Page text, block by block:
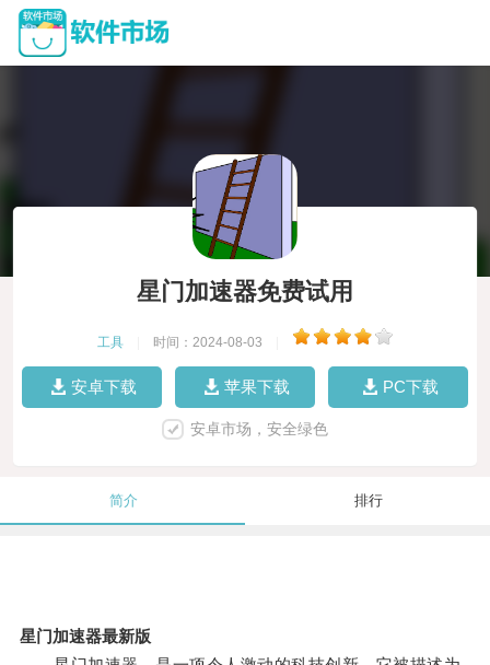
星门加速器免费试用
工具 时间：2024-08-03
安卓下载 苹果下载 PC下载
安卓市场，安全绿色
简介 排行
星门加速器最新版